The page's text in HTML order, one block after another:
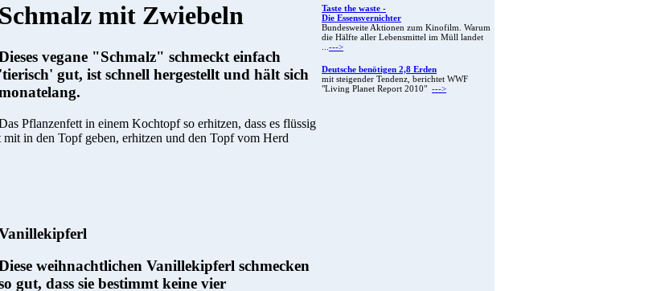
Schmalz mit Zwiebeln
vegane "Schmalz" schmeckt einfach
'tierisch' gut, ist schnell hergestellt und hält sich
Pflanzenfett in einem Kochtopf so erhitzen, dass es flüssig
in den Topf geben, erhitzen und den Topf vom Herd
weihnachtlichen Vanillekipferl schmecken
gut, dass sie bestimmt keine vier
Taste the waste -
Die Essensvernichter
Bundesweite Aktionen zum Kinofilm. Warum
die Hälfte aller Lebensmittel im Müll landet
...--->
Deutsche benötigen 2,8 Erden
mit steigender Tendenz, berichtet WWF
"Living Planet Report 2010" --->